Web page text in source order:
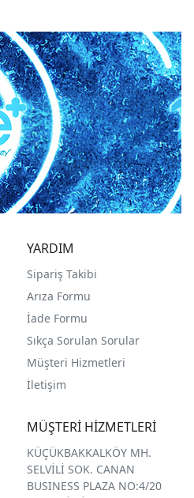
YARDIM
Sipariş Takibi
Arıza Formu
İade Formu
Sıkça Sorulan Sorular
Müşteri Hizmetleri
İletişim
MÜŞTERİ HİZMETLERİ
KÜÇÜKBAKKALKÖY MH.
SELVİLİ SOK. CANAN
BUSINESS PLAZA NO:4/20